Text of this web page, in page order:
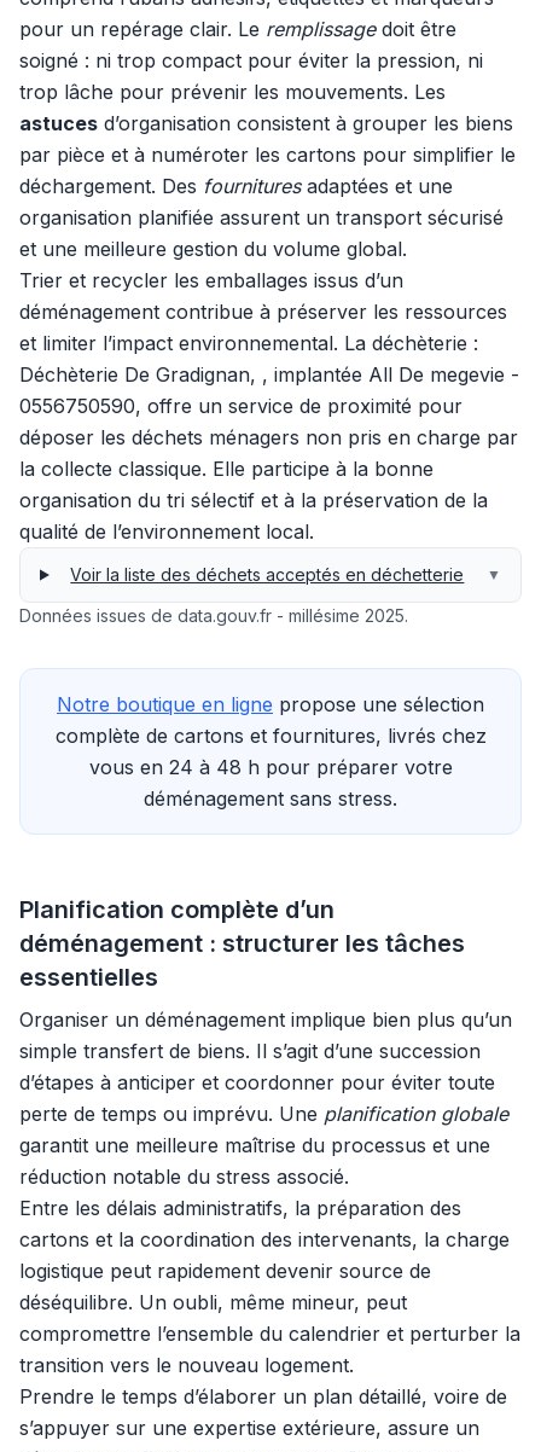
pour un repérage clair. Le remplissagedoit être
soigné : ni trop compact pour éviter la pression, ni
trop lâche pour prévenir les mouvements. Les
astuces d’organisation consistent à grouper les biens
par pièce et à numéroter les cartons pour simplifier le
déchargement. Des fournituresadaptées et une
organisation planifiée assurent un transport sécurisé
et une meilleure gestion du volume global.
Trier et recycler les emballages issus d’un
déménagement contribue à préserver les ressources
et limiter l’impact environnemental. La déchèterie :
Déchèterie De Gradignan, , implantée All De megevie -
0556750590, offre un service de proximité pour
déposer les déchets ménagers non pris en charge par
la collecte classique. Elle participe à la bonne
organisation du tri sélectif et à la préservation de la
qualité de l’environnement local.
Voir la liste des déchets acceptés en déchetterie ▼
Données issues de data.gouv.fr - millésime 2025.
Notre boutique en ligne propose une sélection
complète de cartons et fournitures, livrés chez
vous en 24 à 48 h pour préparer votre
déménagement sans stress.
Planification complète d’un
déménagement : structurer les tâches
essentielles
Organiser un déménagement implique bien plus qu’un
simple transfert de biens. Il s’agit d’une succession
d’étapes à anticiper et coordonner pour éviter toute
perte de temps ou imprévu. Une planification globale
garantit une meilleure maîtrise du processus et une
réduction notable du stress associé.
Entre les délais administratifs, la préparation des
cartons et la coordination des intervenants, la charge
logistique peut rapidement devenir source de
déséquilibre. Un oubli, même mineur, peut
compromettre l’ensemble du calendrier et perturber la
transition vers le nouveau logement.
Prendre le temps d’élaborer un plan détaillé, voire de
s’appuyer sur une expertise extérieure, assure un